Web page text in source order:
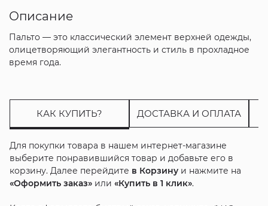
Описание
Пальто — это классический элемент верхней одежды,
олицетворяющий элегантность и стиль в прохладное
время года.
КАК КУПИТЬ? ДОСТАВКА И ОПЛАТА
Для покупки товара в нашем интернет-магазине
выберите понравившийся товар и добавьте его в
корзину. Далее перейдите в Корзинуи нажмите на
«Оформить заказ»или «Купить в 1 клик».